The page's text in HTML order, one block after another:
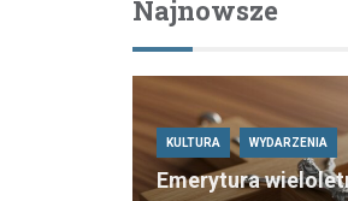
Najnowsze
KULTURA WYDARZENIA
Emerytura